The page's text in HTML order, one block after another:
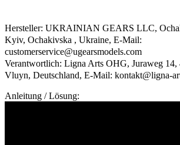
Hersteller: UKRAINIAN GEARS LLC,
Kyiv, Ochakivska , Ukraine, E-Mail:
customerservice@ugearsmodels.com
Verantwortlich: Ligna Arts OHG, Juraweg 14,
Vluyn, Deutschland, E-Mail: kontakt@ligna-
Anleitung / Lösung: